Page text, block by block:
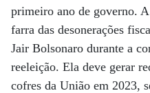
primeiro ano de governo.
farra das desonerações
Jair Bolsonaro durante a
reeleição. Ela deve gerar
cofres da União em 2023,